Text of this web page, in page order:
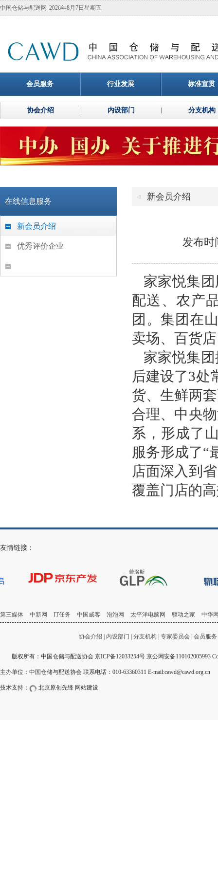
中国仓储与配送网 2026年8月7日星期五
会员服务 行业发展 标准宣贯
协会介绍 内设部门 分支机构
在线信息服务
新会员介绍
优秀评价企业
新会员介绍
发布
家家悦集
配送、农产
团。集团在
卖场、百货
家家悦集
后建设了3处
货、生鲜两
合理、中央
系，形成了
服务形成了“
店面深入到
覆盖门店的
友情链接：
第三媒体 中新网 IT任务 中国威客 泡泡网 太平洋电脑网 驱动之家 中华
协会介绍 内设部门 分支机构 专家委员会 会员服务
版权所有：中国仓储与配送协会 京ICP备12033254号 京公网安备110102005993
主办单位：中国仓储与配送协会 联系电话：010-63360311 E-mail:cawd@cawd.org.cn
技术支持： 北京原创先锋 网站建设